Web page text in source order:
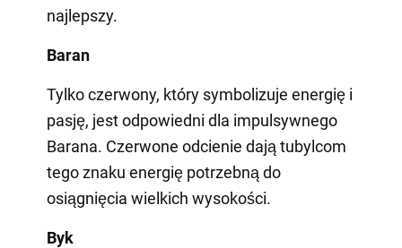
najlepszy.
Baran
Tylko czerwony, który symbolizuje energię i
pasję, jest odpowiedni dla impulsywnego
Barana. Czerwone odcienie dają tubylcom
tego znaku energię potrzebną do
osiągnięcia wielkich wysokości.
Byk